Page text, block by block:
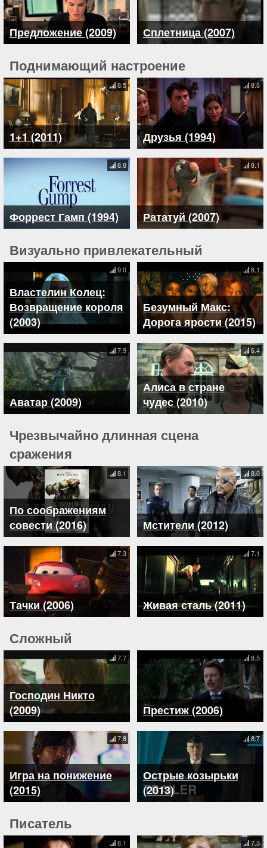
Предложение (2009) Сплетница (2007)
Поднимающий настроение
1+1 (2011)
8.5
Друзья (1994)
8.8
Форрест Гамп (1994)
8.8
Рататуй (2007)
8.1
Визуально привлекательный
Властелин Колец:
Возвращение короля
(2003)
9.0
Безумный Макс:
Дорога ярости (2015)
8.1
Аватар (2009)
7.9
Алиса в стране
чудес (2010)
6.4
Чрезвычайно длинная сцена
сражения
По соображениям
совести (2016)
8.1
Мстители (2012)
8.0
Тачки (2006)
7.3
Живая сталь (2011)
7.1
Сложный
Господин Никто
(2009)
7.7
Престиж (2006)
8.5
Игра на понижение
(2015)
7.8
Острые козырьки
(2013)
8.7
Писатель
8.1 7.3